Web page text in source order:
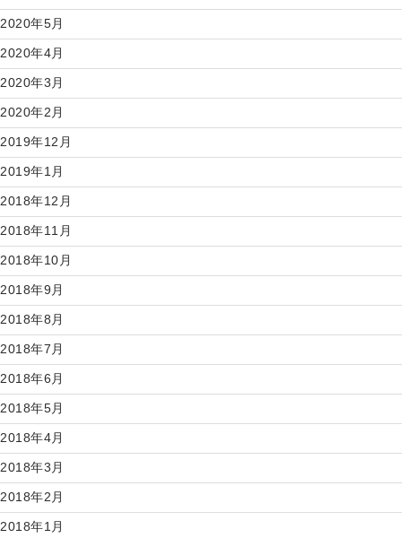
2020年5月
2020年4月
2020年3月
2020年2月
2019年12月
2019年1月
2018年12月
2018年11月
2018年10月
2018年9月
2018年8月
2018年7月
2018年6月
2018年5月
2018年4月
2018年3月
2018年2月
2018年1月